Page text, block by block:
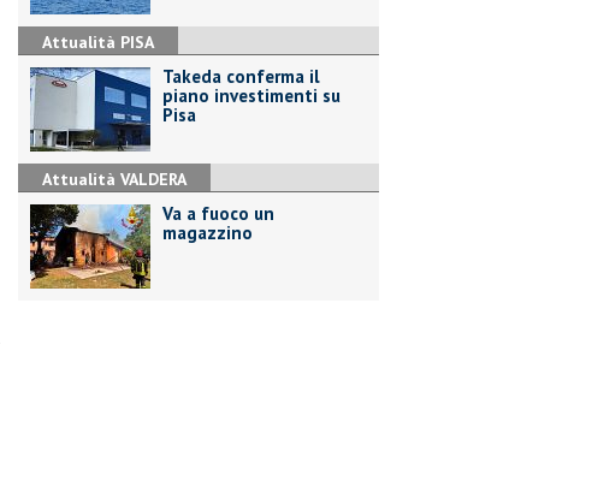
Attualità PISA
Takeda conferma il
piano investimenti su
Pisa
Attualità VALDERA
Va a fuoco un
magazzino